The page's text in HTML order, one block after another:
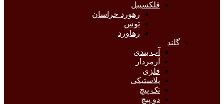
فلکسیبل
رهورد خراسان
توس
رهاورد
گلند
آب بندی
آرمردار
فلزی
پلاستیکی
تک پیچ
دو پیچ